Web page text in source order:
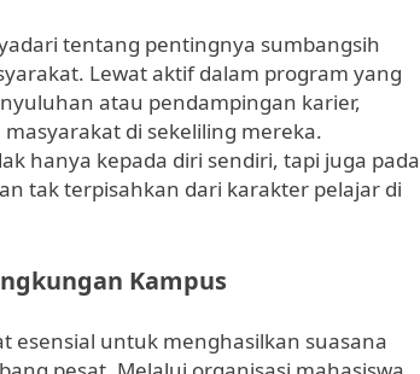
tentang pentingnya sumbangsih
Lewat aktif dalam program yang
atau pendampingan karier,
di sekeliling mereka.
hanya kepada diri sendiri, tapi juga pada
tak terpisahkan dari karakter pelajar di
Kampus
esensial untuk menghasilkan suasana